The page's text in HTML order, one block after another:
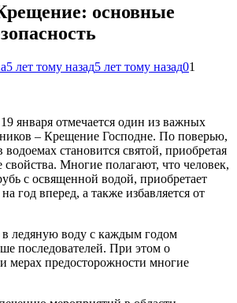
основные
5 лет тому назад5 лет тому назад01
января отмечается один из важных
– Крещение Господне. По поверью,
водоемах становится святой, приобретая
Многие полагают, что человек,
с освященной водой, приобретает
год вперед, а также избавляется от
в ледяную воду с каждым годом
последователей. При этом о
мерах предосторожности многие